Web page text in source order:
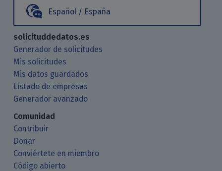
Español / España
solicituddedatos.es
Generador de solicitudes
Mis solicitudes
Mis datos guardados
Listado de empresas
Generador avanzado
Comunidad
Contribuir
Donar
Conviértete en miembro
Código abierto